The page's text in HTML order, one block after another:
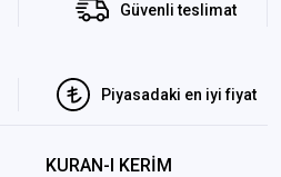
Güvenli teslimat
Piyasadaki en iyi fiyat
KURAN-I KERİM